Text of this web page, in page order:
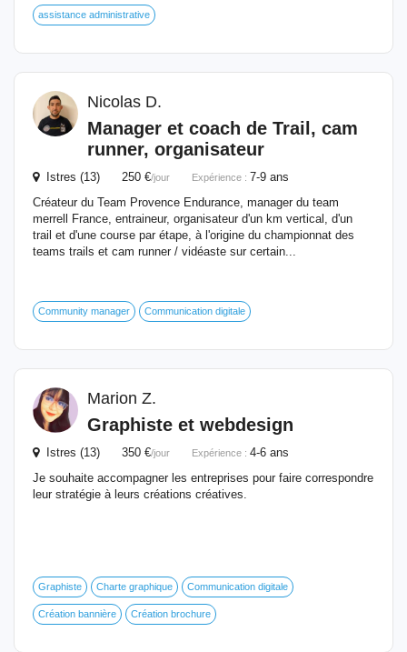
assistance administrative
Nicolas D.
Manager et coach de Trail, cam
runner, organisateur
Istres (13) 250 €/jour Expérience : 7-9 ans
Créateur du Team Provence Endurance, manager du team
merrell France, entraineur, organisateur d'un km vertical, d'un
trail et d'une course par étape, à l'origine du championnat des
teams trails et cam runner / vidéaste sur certain...
Community manager Communication digitale
Marion Z.
Graphiste et webdesign
Istres (13) 350 €/jour Expérience : 4-6 ans
Je souhaite accompagner les entreprises pour faire correspondre
leur stratégie à leurs créations créatives.
Graphiste Charte graphique Communication digitale
Création bannière Création brochure